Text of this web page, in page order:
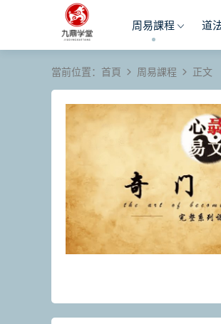
周易課程 道
當前位置： 首頁 周易課程 正文